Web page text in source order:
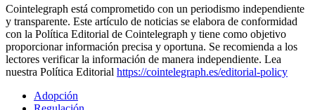
Cointelegraph está comprometido con un periodismo independiente
y transparente. Este artículo de noticias se elabora de conformidad
con la Política Editorial de Cointelegraph y tiene como objetivo
proporcionar información precisa y oportuna. Se recomienda a los
lectores verificar la información de manera independiente. Lea
nuestra Política Editorial https://cointelegraph.es/editorial-policy
Adopción